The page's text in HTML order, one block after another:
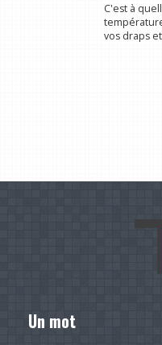
C'est à
vos draps et
Un mot